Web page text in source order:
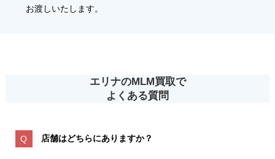
お渡しいたします。
エリナのMLM買取で
よくある質問
店舗はどちらにありますか？